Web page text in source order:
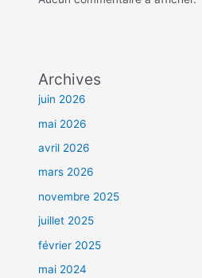
Archives
juin 2026
mai 2026
avril 2026
mars 2026
novembre 2025
juillet 2025
février 2025
mai 2024